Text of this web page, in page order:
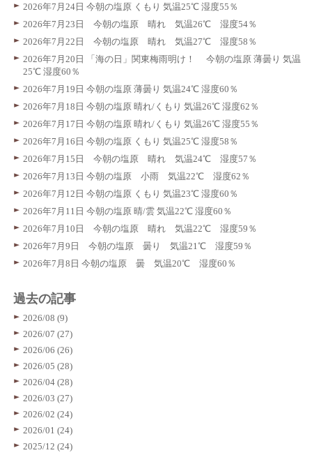
2026年7月24日 今朝の塩原 くもり 気温25℃ 湿度55％
2026年7月23日 今朝の塩原 晴れ 気温26℃ 湿度54％
2026年7月22日 今朝の塩原 晴れ 気温27℃ 湿度58％
2026年7月20日 「海の日」関東梅雨明け！ 今朝の塩原 薄曇り 気温
25℃ 湿度60％
2026年7月19日 今朝の塩原 薄曇り 気温24℃ 湿度60％
2026年7月18日 今朝の塩原 晴れ/くもり 気温26℃ 湿度62％
2026年7月17日 今朝の塩原 晴れ/くもり 気温26℃ 湿度55％
2026年7月16日 今朝の塩原 くもり 気温25℃ 湿度58％
2026年7月15日 今朝の塩原 晴れ 気温24℃ 湿度57％
2026年7月13日 今朝の塩原 小雨 気温22℃ 湿度62％
2026年7月12日 今朝の塩原 くもり 気温23℃ 湿度60％
2026年7月11日 今朝の塩原 晴/雲 気温22℃ 湿度60％
2026年7月10日 今朝の塩原 晴れ 気温22℃ 湿度59％
2026年7月9日 今朝の塩原 曇り 気温21℃ 湿度59％
2026年7月8日 今朝の塩原 曇 気温20℃ 湿度60％
過去の記事
2026/08 (9)
2026/07 (27)
2026/06 (26)
2026/05 (28)
2026/04 (28)
2026/03 (27)
2026/02 (24)
2026/01 (24)
2025/12 (24)